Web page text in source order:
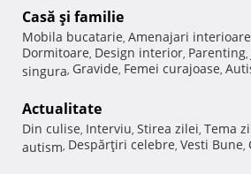
Casă şi familie
Mobila bucatarie, Amenajari interioare
Dormitoare, Design interior, Parenting,
singura, Gravide, Femei curajoase,
Actualitate
Din culise, Interviu, Stirea zilei, Tema
autism, Despărţiri celebre, Vesti Bune,